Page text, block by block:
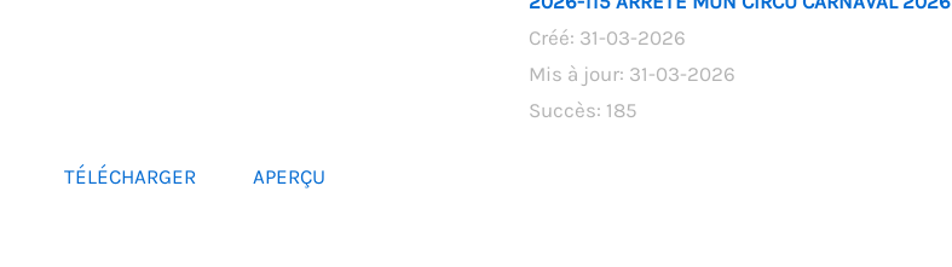
Créé: 31-03-2026
Mis à jour: 31-03-2026
Succès: 185
TÉLÉCHARGER APERÇU